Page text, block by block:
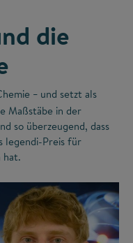
die
– und setzt als
Maßstäbe in der
so überzeugend, dass
legendi-Preis für
hat.